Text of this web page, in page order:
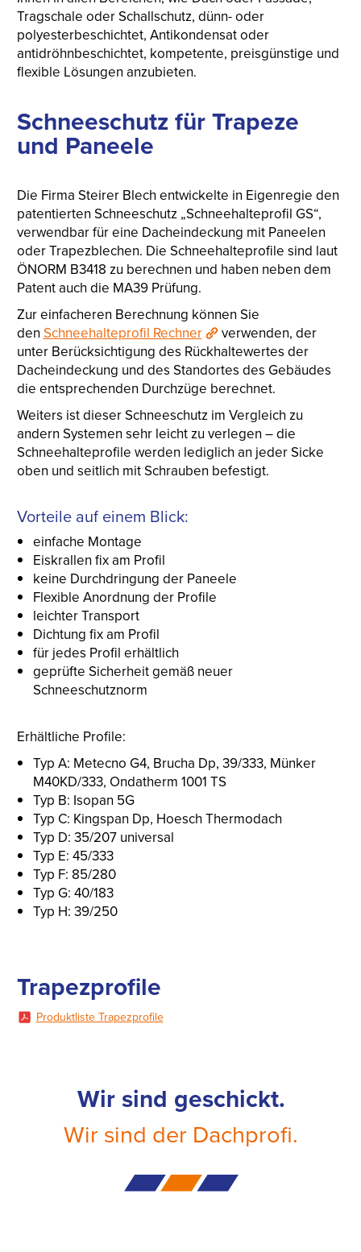
Tragschale oder Schallschutz, dünn- oder
polyesterbeschichtet, Antikondensat oder
antidröhnbeschichtet, kompetente, preisgünstige und
flexible Lösungen anzubieten.
Schneeschutz für Trapeze
und Paneele
Die Firma Steirer Blech entwickelte in Eigenregie den
patentierten Schneeschutz „Schneehalteprofil GS“,
verwendbar für eine Dacheindeckung mit Paneelen
oder Trapezblechen. Die Schneehalteprofile sind laut
ÖNORM B3418 zu berechnen und haben neben dem
Patent auch die MA39 Prüfung.
Zur einfacheren Berechnung können Sie
den Schneehalteprofil Rechner
verwenden, der
unter Berücksichtigung des Rückhaltewertes der
Dacheindeckung und des Standortes des Gebäudes
die entsprechenden Durchzüge berechnet.
Weiters ist dieser Schneeschutz im Vergleich zu
andern Systemen sehr leicht zu verlegen – die
Schneehalteprofile werden lediglich an jeder Sicke
oben und seitlich mit Schrauben befestigt.
Vorteile auf einem Blick:
einfache Montage
Eiskrallen fix am Profil
keine Durchdringung der Paneele
Flexible Anordnung der Profile
leichter Transport
Dichtung fix am Profil
für jedes Profil erhältlich
geprüfte Sicherheit gemäß neuer
Schneeschutznorm
Erhältliche Profile:
Typ A: Metecno G4, Brucha Dp, 39/333, Münker
M40KD/333, Ondatherm 1001 TS
Typ B: Isopan 5G
Typ C: Kingspan Dp, Hoesch Thermodach
Typ D: 35/207 universal
Typ E: 45/333
Typ F: 85/280
Typ G: 40/183
Typ H: 39/250
Trapezprofile
Produktliste Trapezprofile
Wir sind geschickt.
Wir sind der Dachprofi.